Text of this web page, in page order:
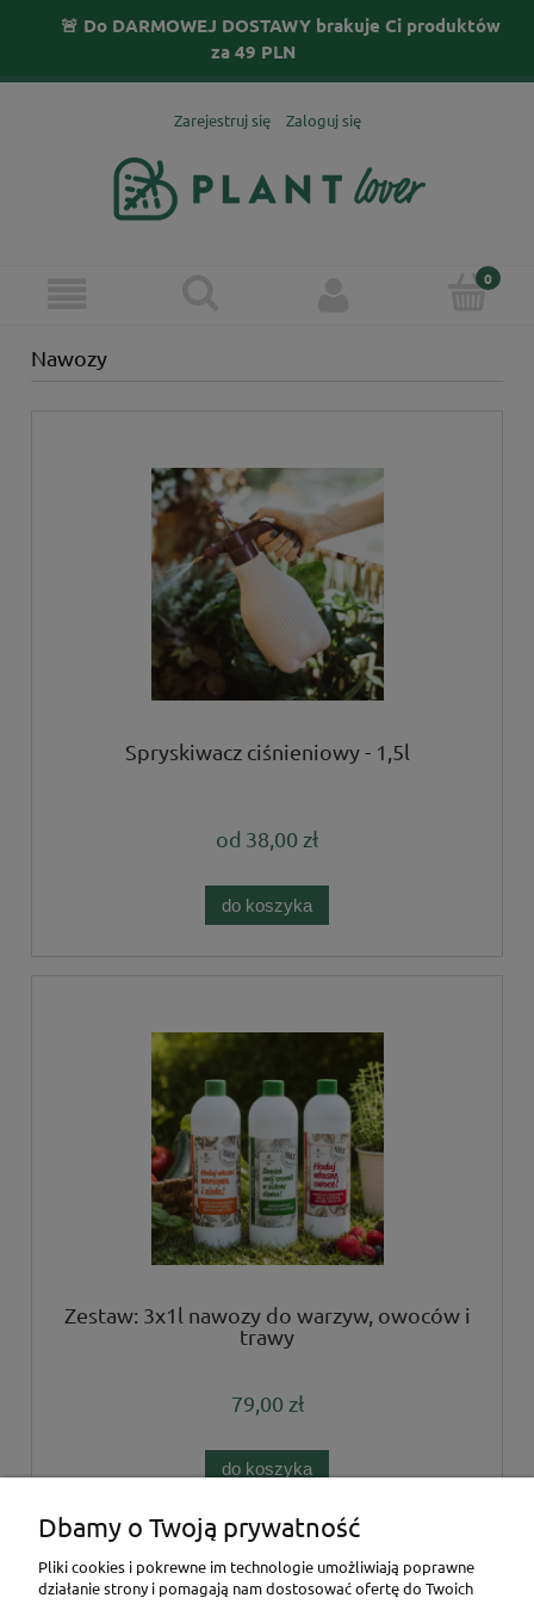
🚨 Do DARMOWEJ DOSTAWY brakuje Ci produktów
za 49 PLN
Zarejestruj się Zaloguj się
Nawozy
Spryskiwacz ciśnieniowy - 1,5l
od 38,00 zł
do koszyka
Zestaw: 3x1l nawozy do warzyw, owoców i
trawy
79,00 zł
do koszyka
1 3
Dbamy o Twoją prywatność
Pliki cookies i pokrewne im technologie umożliwiają poprawne
działanie strony i pomagają nam dostosować ofertę do Twoich